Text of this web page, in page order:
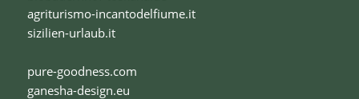
agriturismo-incantodelfiume.it
sizilien-urlaub.it
pure-goodness.com
ganesha-design.eu